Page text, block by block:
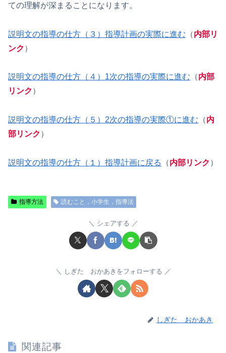
ての理解が深まることになります。
説明文の指導の仕方（３）指導計画の実際に進む （内部リ
ンク ）
説明文の指導の仕方（４）1次の指導の実際に進む （内部
リンク ）
説明文の指導の仕方（５）2次の指導の実際①に進む （内
部リンク ）
説明文の指導の仕方（１）指導計画に戻る （内部リンク ）
指導方法 読むこと，小学生，指導法
シェアする
しぎた おかあきをフォローする
しぎた おかあき
関連記事